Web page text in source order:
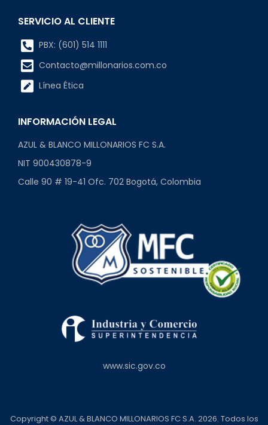
SERVICIO AL CLIENTE
PBX: (601) 514 1111
Contacto@millonarios.com.co
Línea Ética
INFORMACIÓN LEGAL
AZUL & BLANCO MILLONARIOS FC S.A.
NIT 900430878-9
Calle 90 # 19-41 Ofc. 702 Bogotá, Colombia
www.sic.gov.co
Copyright © AZUL & BLANCO MILLONARIOS FC S.A. 2026. Todos los